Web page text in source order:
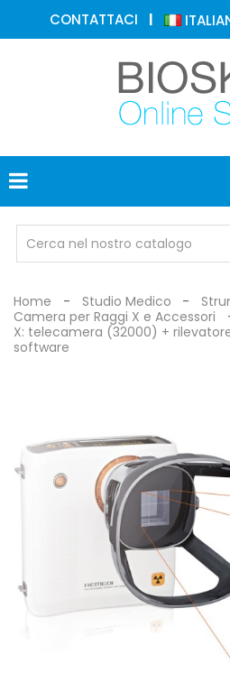
CONTATTACI
MEDICINA
ESTETICA
DERMATOLOGIA
FOTOTERAPIA
ELETTROMEDICALI
MEDICO
OCCHIALI
DI
Home Studio Medico
Camera per Raggi X e Accessori
X: telecamera (32000) +
software